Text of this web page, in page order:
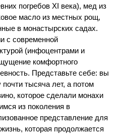
погребов XI века), мед из
масло из местных рощ,
в монастырских садах.
с современной
(инфоцентрами и
комфортного
Представьте себе: вы
тысяча лет, а потом
которое сделали монахи
из поколения в
представление для
которая продолжается